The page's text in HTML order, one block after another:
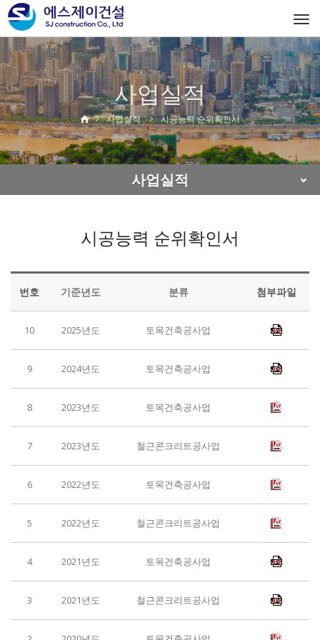
사업실적
사업실적 시공능력 순위확인서
사업실적
시공능력 순위확인서
번호 기준년도 분류 첨부파일
10 2025년도 토목건축공사업
9 2024년도 토목건축공사업
8 2023년도 토목건축공사업
7 2023년도 철근콘크리트공사업
6 2022년도 토목건축공사업
5 2022년도 철근콘크리트공사업
4 2021년도 토목건축공사업
3 2021년도 철근콘크리트공사업